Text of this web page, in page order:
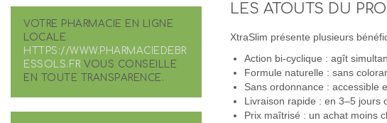
VOTRE PHARMACIE EN LIGNE
LOCALE
HTTPS://WWW.PHARMACIEDEBR
ESSOLS.FRVOUS CONSEILLE
EN TOUTE TRANSPARENCE.
LES ATOUTS DU
XtraSlim présente plusieurs
Action bi-cyclique : agît
Formule naturelle : sans
Sans ordonnance : accessible
Livraison rapide : en 3–5 jours
Prix maîtrisé : un achat moins